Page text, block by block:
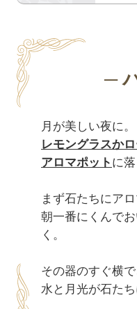
レモングラスか
アロマポット に落
まず石たちにア
朝一番にくんで
く。
その器のすぐ横